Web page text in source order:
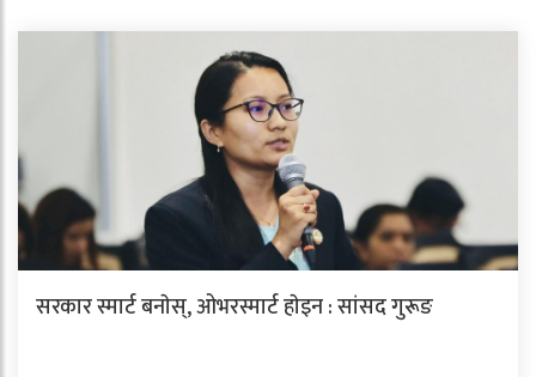
सरकार स्मार्ट बनाेस्, ओभरस्मार्ट हाेइन : सांसद गुरूङ